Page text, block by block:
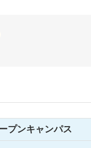
プンキャンパス